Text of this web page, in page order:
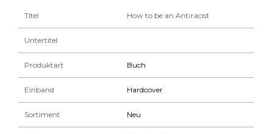
Titel How to be an Antiracist
Untertitel
Produktart Buch
Einband Hardcover
Sortiment Neu